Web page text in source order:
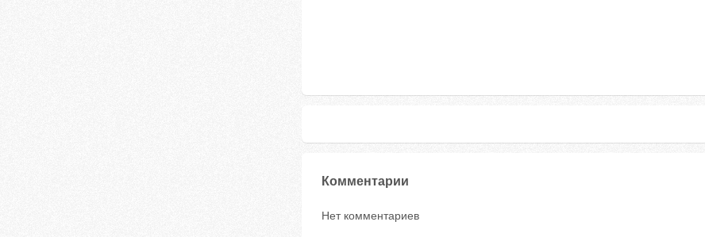
Комментарии
Нет комментариев